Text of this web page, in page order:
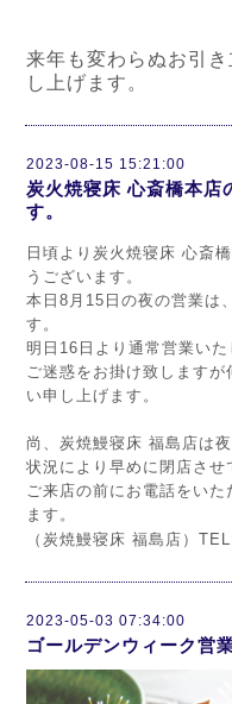
来年も変わらぬお引
し上げます。
2023-08-15 15:21:00
炭火焼寝床 心斎橋本店
す。
日頃より炭火焼寝床 心斎
うございます。
本日8月15日の夜の営業は
す。
明日16日より通常営業いた
ご迷惑をお掛け致します
い申し上げます。
尚、炭焼鰻寝床 福島店は
状況により早めに閉店させ
ご来店の前にお電話をい
ます。
（炭焼鰻寝床 福島店）
2023-05-03 07:34:00
ゴールデンウィーク営